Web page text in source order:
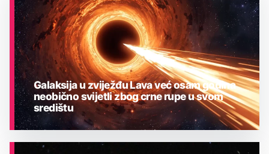
Galaksija u zviježđu Lava već osam godina
neobično svijetli zbog crne rupe u svom
središtu